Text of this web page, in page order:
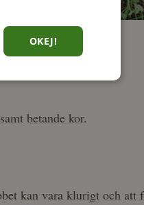
betande kor.
kan vara klurigt och att
OKEJ!